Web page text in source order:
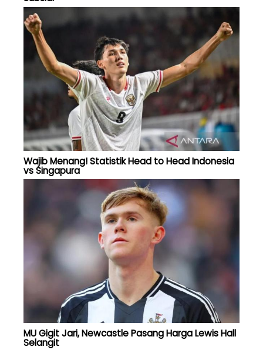
Wajib Menang! Statistik Head to Head Indonesia
vs Singapura
MU Gigit Jari, Newcastle Pasang Harga Lewis Hall
Selangit